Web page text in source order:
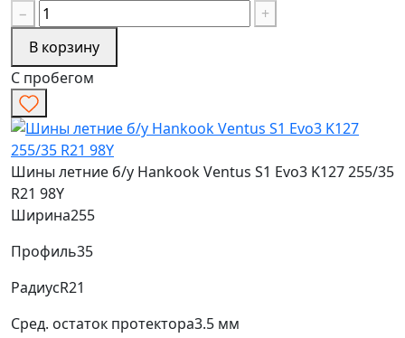
−
+
В корзину
С пробегом
Шины летние б/у Hankook Ventus S1 Evo3 K127 255/35
R21 98Y
Ширина255
Профиль35
РадиусR21
Сред. остаток протектора3.5 мм